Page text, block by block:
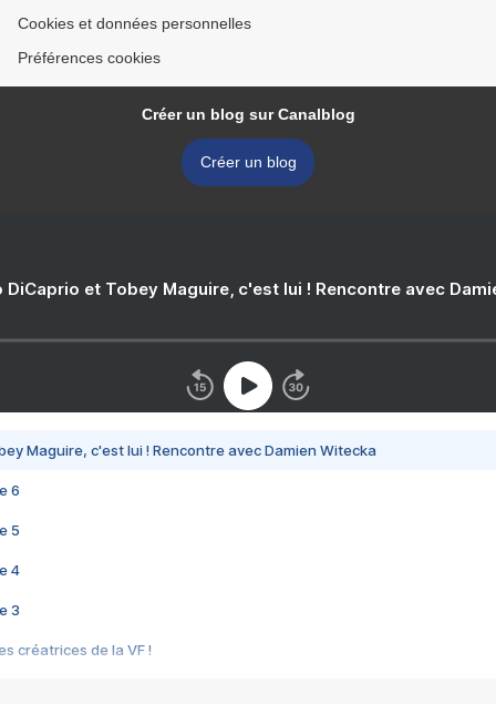
Cookies et données personnelles
Préférences cookies
Créer un blog sur Canalblog
Créer un blog
DiCaprio et Tobey Maguire, c'est lui ! Rencontre avec
Maguire, c'est lui ! Rencontre avec Damien Witecka
6
5
4
3
créatrices de la VF !